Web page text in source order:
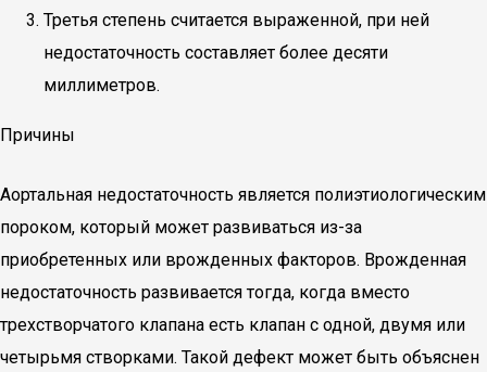
Третья степень считается выраженной, при ней
недостаточность составляет более десяти
миллиметров.
Причины
Аортальная недостаточность является полиэтиологическим
пороком, который может развиваться из-за
приобретенных или врожденных факторов. Врожденная
недостаточность развивается тогда, когда вместо
трехстворчатого клапана есть клапан с одной, двумя или
четырьмя створками. Такой дефект может быть объяснен